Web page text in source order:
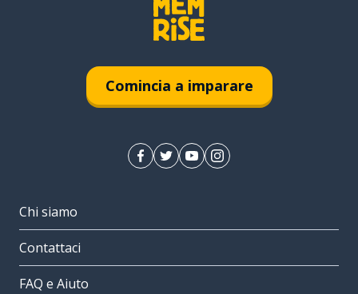
Comincia a imparare
Chi siamo
Contattaci
FAQ e Aiuto